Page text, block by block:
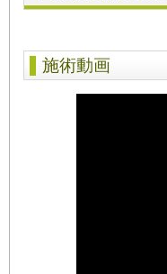
施術動画